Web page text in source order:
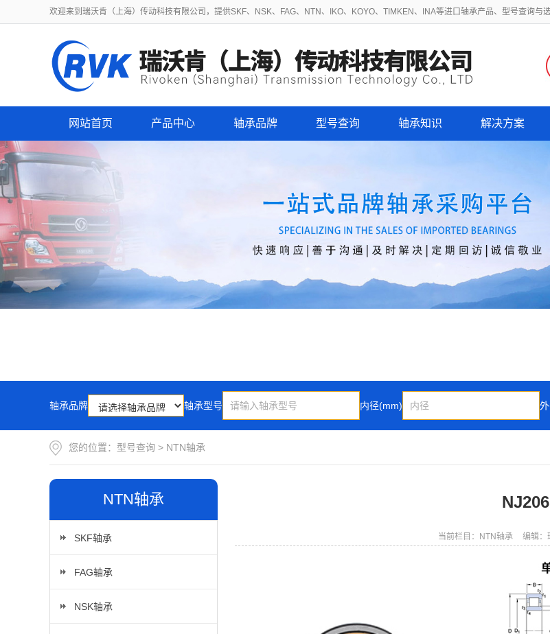
欢迎来到瑞沃肯（上海）传动科技有限公司，提供SKF、NSK、FAG、NTN、IKO、KOYO、TIMKEN、INA等进口轴承产品、型号查询与选
网站首页 产品中心 轴承品牌 型号查询 轴承知识 解决方案
轴承品牌 轴承型号 内径(mm)
您的位置： 型号查询 > NTN轴承
NTN轴承
SKF轴承
FAG轴承
NSK轴承
当前栏目：NTN轴承 编辑：